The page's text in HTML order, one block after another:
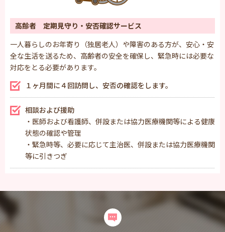
高齢者 定期見守り・安否確認サービス
一人暮らしのお年寄り（独居老人）や障害のある方が、安心・安
全な生活を送るため、高齢者の安全を確保し、緊急時には必要な
対応をとる必要があります。
１ヶ月間に４回訪問し、安否の確認をします。
相談および援助
・医師および看護師、併設または協力医療機関等による健康
状態の確認や管理
・緊急時等、必要に応じて主治医、併設または協力医療機関
等に引きつぎ